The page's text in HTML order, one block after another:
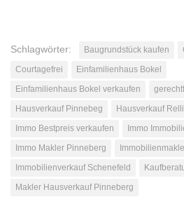
Schlagwörter: Baugrundstück kaufen
Courtagefrei
Einfamilienhaus Bokel
Einfamilienhaus Bokel verkaufen
Hausverkauf Pinnebeg
Hausverkauf
Immo Bestpreis verkaufen
Immo
Immo Makler Pinneberg
Immobilienverkauf Schenefeld
Makler Hausverkauf Pinneberg